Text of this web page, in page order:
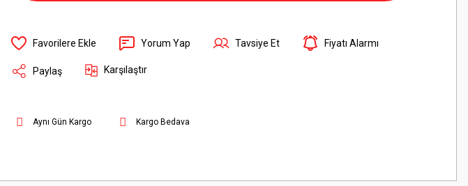
Yorum Yap Tavsiye Et Fiyatı Alarmı
Paylaş Karşılaştır
Aynı Gün Kargo Kargo Bedava